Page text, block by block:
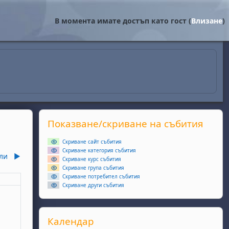
В момента имате достъп като гост (Влизане)
▶︎
6 юнинеделя, 7 юни
Supplementary blocks
Прескочи Показване/скриване на събития
Показване/скриване на събития
Скриване сайт събития
Скриване категория събития
Скриване курс събития
Скриване група събития
Скриване потребител събития
Скриване други събития
Прескочи Календар
Календар